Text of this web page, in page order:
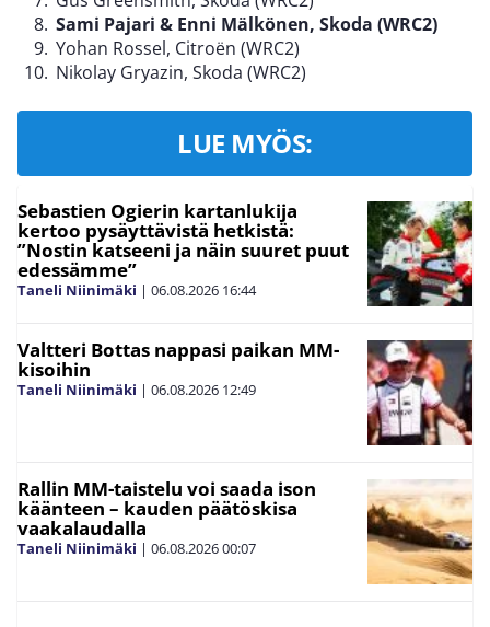
Sami Pajari & Enni Mälkönen, Skoda (WRC2)
Yohan Rossel, Citroën (WRC2)
Nikolay Gryazin, Skoda (WRC2)
LUE MYÖS:
Sebastien Ogierin kartanlukija
kertoo pysäyttävistä hetkistä:
”Nostin katseeni ja näin suuret puut
edessämme”
Taneli Niinimäki | 06.08.2026 16:44
Valtteri Bottas nappasi paikan MM-
kisoihin
Taneli Niinimäki | 06.08.2026 12:49
Rallin MM-taistelu voi saada ison
käänteen – kauden päätöskisa
vaakalaudalla
Taneli Niinimäki | 06.08.202600:07